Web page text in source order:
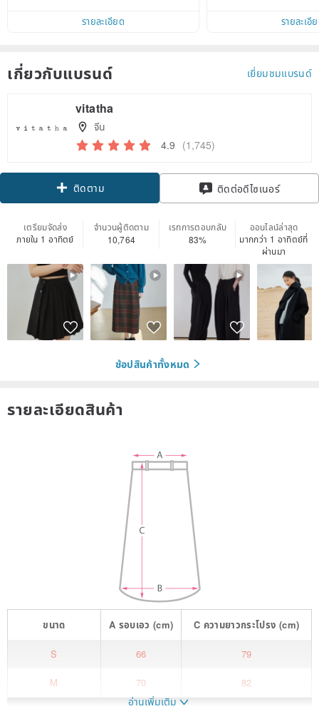
within 7 days!
รายละเอียด
รายละเอี
เกี่ยวกับแบรนด์ เยี่ยมชมแบรนด์
vitatha
จีน
4.9 (1,745)
ติดตาม ติดต่อดีไซเนอร์
เตรียมจัดส่ง
ภายใน 1 อาทิตย์
จำนวนผู้ติดตาม
10,764
เรทการตอบกลับ
83%
ออนไลน์ล่าสุด
มากกว่า 1 อาทิตย์ที่
ผ่านมา
ช้อปสินค้าทั้งหมด
รายละเอียดสินค้า
ขนาด A รอบเอว (cm) C ความยาวกระโปรง (cm)
S 66 79
M 70 82
อ่านเพิ่มเติม